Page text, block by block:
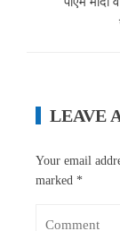
LEAVE
Your email
marked *